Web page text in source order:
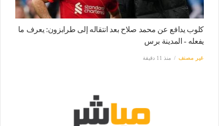
كلوب يدافع عن محمد صلاح بعد انتقاله إلى طرابزون: يعرف ما
يفعله - المدينة برس
غير مصنف منذ 11 دقيقة